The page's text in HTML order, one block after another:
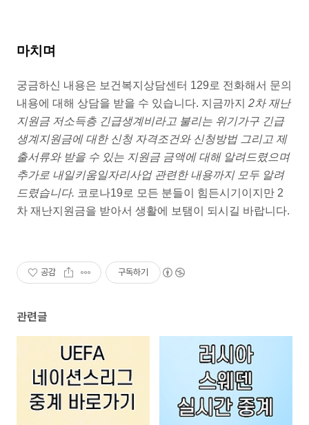
마치며
궁금하신 내용은 보건복지상담센터 129로 전화해서 문의
내용에 대해 상담을 받을 수 있습니다. 지금까지 2차 재난
지원금 저소득층 긴급생계비라고 불리는 위기가구 긴급
생계지원금에 대한 신청 자격조건와 신청방법 그리고 제
출서류와 받을 수 있는 지원금 금액에 대해 알려드렸으며
추가로 내일키움일자리사업 관련한 내용까지 모두 알려
드렸습니다. 코로나19로 모든 분들이 힘든시기이지만 2
차 재난지원금을 받아서 생활에 보탬이 되시길 바랍니다.
공감 구독하기
관련글